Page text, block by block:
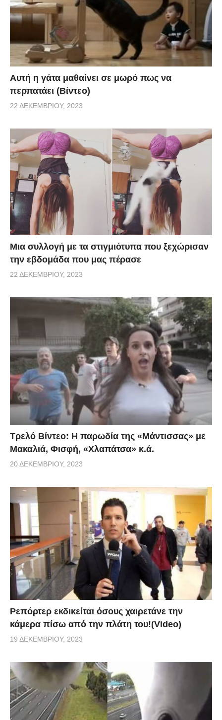
Αυτή η γάτα μαθαίνει σε μωρό πως να
περπατάει (Βίντεο)
22 ΔΕΚΕΜΒΡΊΟΥ, 2023
Μια συλλογή με τα στιγμιότυπα που ξεχώρισαν
την εβδομάδα που μας πέρασε
22 ΔΕΚΕΜΒΡΊΟΥ, 2023
Τρελό Βίντεο: H παρωδία της «Μάντισσας» με
Μακαλιά, Φισφή, «Χλαπάτσα» κ.ά.
20 ΔΕΚΕΜΒΡΊΟΥ, 2023
Ρεπόρτερ εκδικείται όσους χαιρετάνε την
κάμερα πίσω από την πλάτη του!(Video)
19 ΔΕΚΕΜΒΡΊΟΥ, 2023